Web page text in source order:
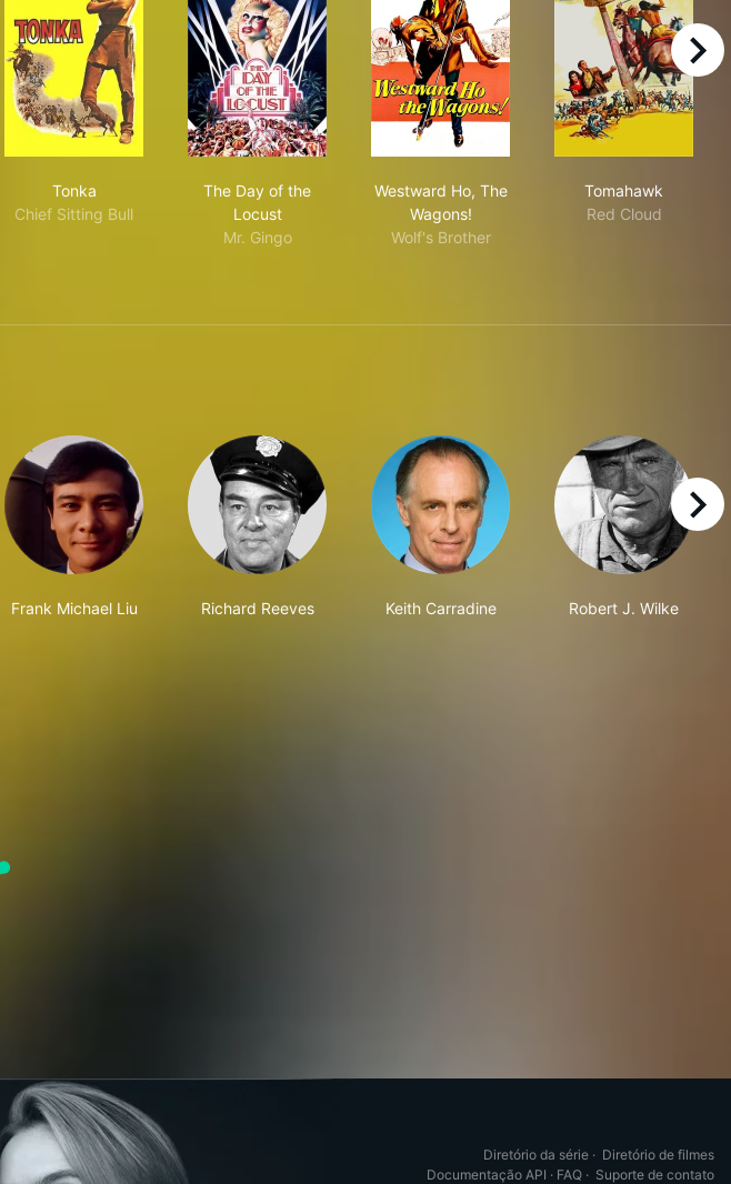
Tonka
Chief Sitting Bull
The Day of the
Locust
Mr. Gingo
Westward Ho, The
Wagons!
Wolf's Brother
Tomahawk
Red Cloud
right
Frank Michael Liu Richard Reeves Keith Carradine Robert J. Wilke
right
Diretório da série · Diretório de filmes
Documentação API · FAQ · Suporte de contato